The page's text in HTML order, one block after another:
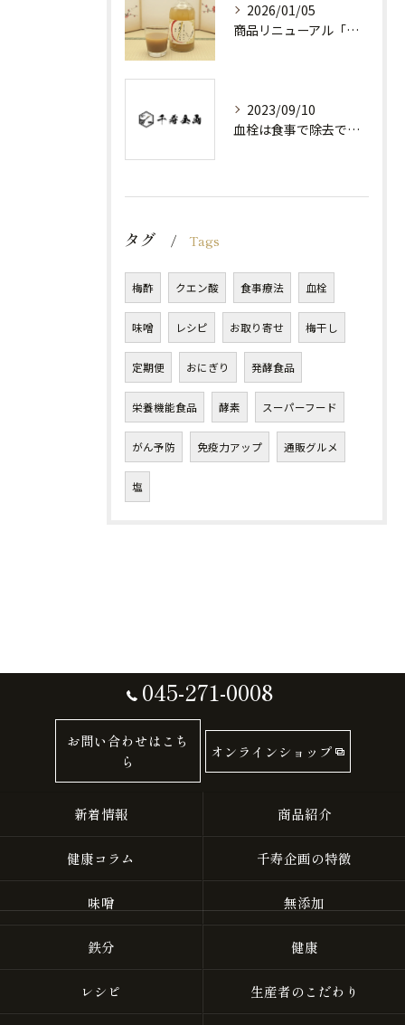
2026/01/05
商品リニューアル「千寿のにごり」
2023/09/10
血栓は食事で除去できる
タグ Tags
梅酢 クエン酸 食事療法 血栓
味噌 レシピ お取り寄せ 梅干し
定期便 おにぎり 発酵食品
栄養機能食品 酵素 スーパーフード
がん予防 免疫力アップ 通販グルメ
塩
045-271-0008
お問い合わせはこち
ら
オンラインショップ
新着情報 商品紹介
健康コラム 千寿企画の特徴
味噌 無添加
鉄分 健康
レシピ 生産者のこだわり